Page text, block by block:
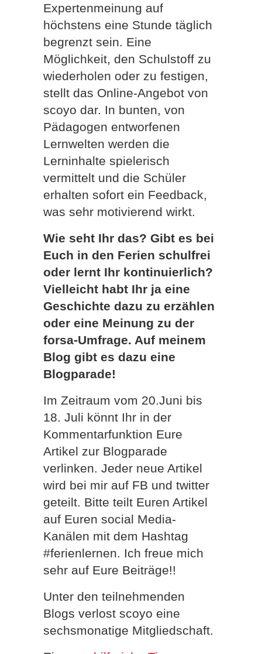
Expertenmeinung auf
höchstens eine Stunde täglich
begrenzt sein. Eine
Möglichkeit, den Schulstoff zu
wiederholen oder zu festigen,
stellt das Online-Angebot von
scoyo dar. In bunten, von
Pädagogen entworfenen
Lernwelten werden die
Lerninhalte spielerisch
vermittelt und die Schüler
erhalten sofort ein Feedback,
was sehr motivierend wirkt.
Wie seht Ihr das? Gibt es bei
Euch in den Ferien schulfrei
oder lernt Ihr kontinuierlich?
Vielleicht habt Ihr ja eine
Geschichte dazu zu erzählen
oder eine Meinung zu der
forsa-Umfrage. Auf meinem
Blog gibt es dazu eine
Blogparade!
Im Zeitraum vom 20.Juni bis
18. Juli könnt Ihr in der
Kommentarfunktion Eure
Artikel zur Blogparade
verlinken. Jeder neue Artikel
wird bei mir auf FB und twitter
geteilt. Bitte teilt Euren Artikel
auf Euren social Media-
Kanälen mit dem Hashtag
#ferienlernen. Ich freue mich
sehr auf Eure Beiträge!!
Unter den teilnehmenden
Blogs verlost scoyo eine
sechsmonatige Mitgliedschaft.